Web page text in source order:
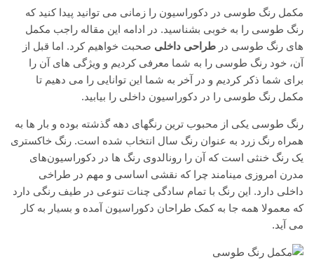
مکمل رنگ طوسی در دکوراسیون را زمانی می توانید پیدا کنید که
رنگ طوسی را به خوبی بشناسید. در ادامه این مقاله راجب مکمل
های رنگ طوسی در طراحی داخلی صحبت خواهیم کرد. اما قبل از
آن، خود رنگ طوسی را به شما معرفی کردیم و ویژگی های آن را
برای شما ذکر کردیم و در آخر به شما این توانایی را می دهیم تا
مکمل رنگ طوسی را در دکوراسیون داخلی را بیابید.
رنگ طوسی یکی از محبوب ترین رنگهای دهه گذشته بوده و بار ها به
همراه رنگ زرد به عنوان رنگ سال انتخاب شده است. رنگ خاکستری
یک رنگ خنثی است که آن را رونالدوی رنگ ها در دکوراسیون‌های
مدرن امروزی مینامند چرا که نقشی اساسی و مهم در طراخی
داخلی دارد. این رنگ با تمام سادگی چنات تنوعی در طیف رنگی دارد
که معمولا همه جا به کمک طراحان دکوراسیون آمده و بسیار به کار
می آید.